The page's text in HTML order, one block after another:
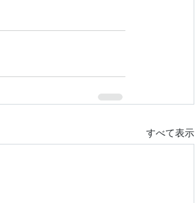
すべて表示